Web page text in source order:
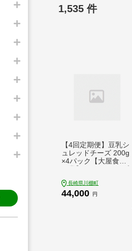
1,535 件
【4回定期便】豆乳シ
ュレッドチーズ 200g
×4パック【大屋食品
物由来 大豆製品 豆乳
チーズ シュレッド ヴ
長崎県川棚町
44,000 円